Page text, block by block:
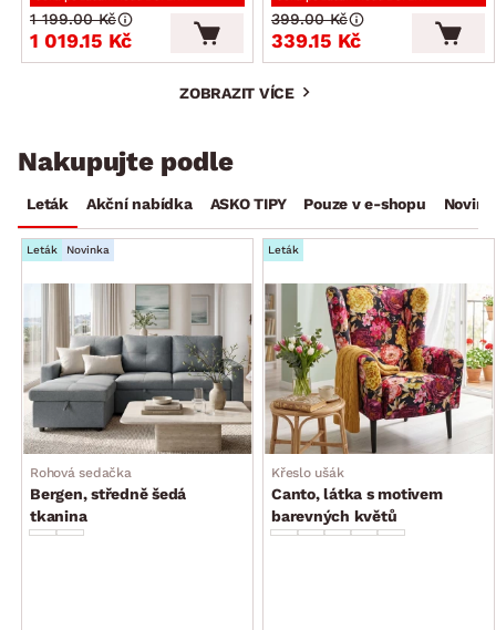
1 019.15 Kč
1 199.00 Kč
339.15 Kč
399.00 Kč
ZOBRAZIT VÍCE
Nakupujte podle
Leták Akční nabídka ASKO TIPY Pouze v e-shopu
Leták Novinka
Rohová sedačka
Bergen, středně šedá
tkanina
Leták
Křeslo ušák
Canto, látka s motivem
barevných květů